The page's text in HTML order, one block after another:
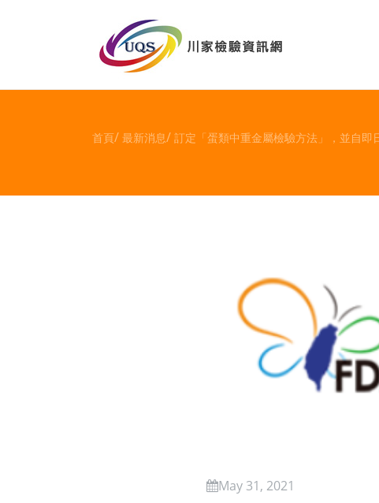
首頁 最新消息 訂定「蛋類中重金屬檢驗方法」，並自即
May 31, 2021